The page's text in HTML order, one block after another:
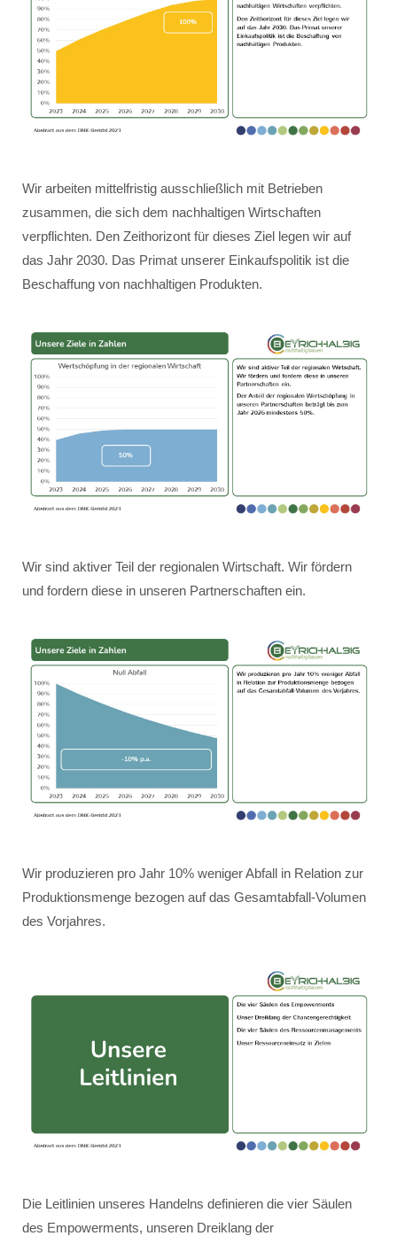
Wir arbeiten mittelfristig ausschließlich mit Betrieben
zusammen, die sich dem nachhaltigen Wirtschaften
verpflichten. Den Zeithorizont für dieses Ziel legen wir auf
das Jahr 2030. Das Primat unserer Einkaufspolitik ist die
Beschaffung von nachhaltigen Produkten.
Wir sind aktiver Teil der regionalen Wirtschaft. Wir fördern
und fordern diese in unseren Partnerschaften ein.
Wir produzieren pro Jahr 10% weniger Abfall in Relation zur
Produktionsmenge bezogen auf das Gesamtabfall-Volumen
des Vorjahres.
Die Leitlinien unseres Handelns definieren die vier Säulen
des Empowerments, unseren Dreiklang der